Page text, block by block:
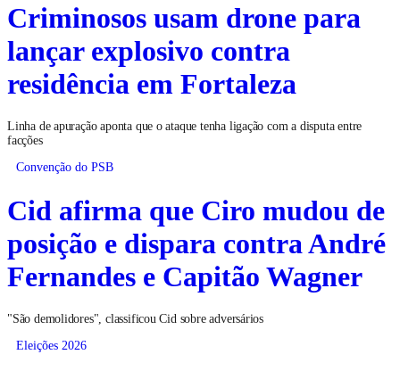
Criminosos usam drone para
lançar explosivo contra
residência em Fortaleza
Linha de apuração aponta que o ataque tenha ligação com a disputa entre
facções
Convenção do PSB
Cid afirma que Ciro mudou de
posição e dispara contra André
Fernandes e Capitão Wagner
"São demolidores", classificou Cid sobre adversários
Eleições 2026